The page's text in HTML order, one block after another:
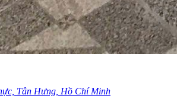
Tân Hưng, Hồ Chí Minh